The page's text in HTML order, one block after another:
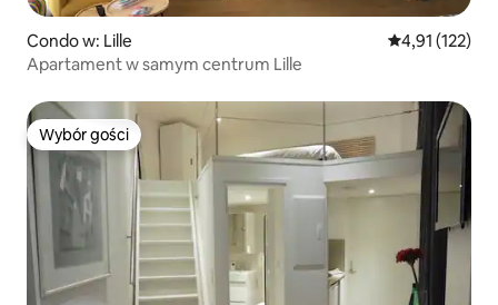
Condo w: Lille Średnia
4,91 (122)
Apartament w samym centrum Lille
Wybór gości
Wybór gości